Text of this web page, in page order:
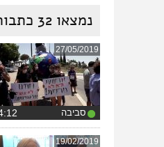
נמצאו 32
27/05/2019
סביבה
19/02/2019